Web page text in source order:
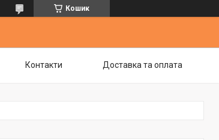
Кошик
Контакти Доставка та оплата